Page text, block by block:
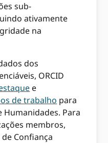
sub-
ativamente
na
dos
ORCID
e
de trabalho para
Humanidades. Para
membros,
Confiança